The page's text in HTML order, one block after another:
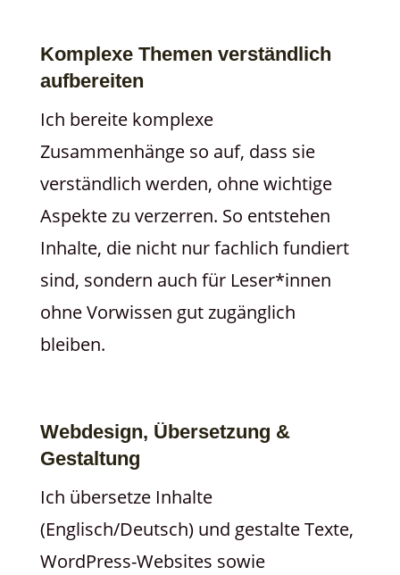
Komplexe Themen verständlich
aufbereiten
Ich bereite komplexe
Zusammenhänge so auf, dass sie
verständlich werden, ohne wichtige
Aspekte zu verzerren. So entstehen
Inhalte, die nicht nur fachlich fundiert
sind, sondern auch für Leser*innen
ohne Vorwissen gut zugänglich
bleiben.
Webdesign, Übersetzung &
Gestaltung
Ich übersetze Inhalte
(Englisch/Deutsch) und gestalte Texte,
WordPress-Websites sowie